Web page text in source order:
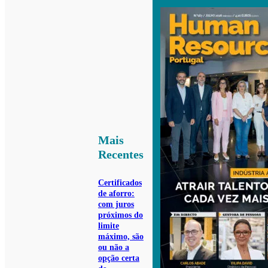
Mais
Recentes
Certificados
de aforro:
com juros
próximos do
limite
máximo, são
ou não a
opção certa